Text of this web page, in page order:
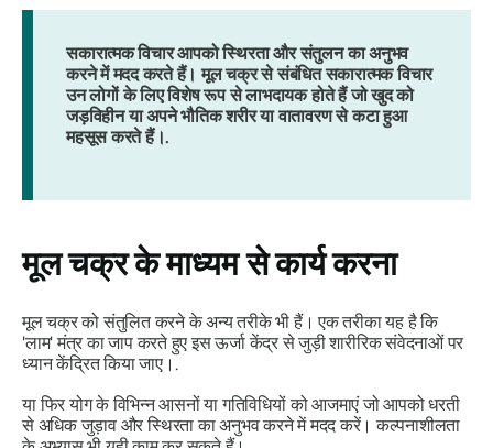
सकारात्मक विचार आपको स्थिरता और संतुलन का अनुभव
करने में मदद करते हैं। मूल चक्र से संबंधित सकारात्मक विचार
उन लोगों के लिए विशेष रूप से लाभदायक होते हैं जो खुद को
जड़विहीन या अपने भौतिक शरीर या वातावरण से कटा हुआ
महसूस करते हैं।.
मूल चक्र के माध्यम से कार्य करना
मूल चक्र को संतुलित करने के अन्य तरीके भी हैं। एक तरीका यह है कि
'लाम' मंत्र का जाप करते हुए इस ऊर्जा केंद्र से जुड़ी शारीरिक संवेदनाओं पर
ध्यान केंद्रित किया जाए।.
या फिर योग के विभिन्न आसनों या गतिविधियों को आजमाएं जो आपको धरती
से अधिक जुड़ाव और स्थिरता का अनुभव करने में मदद करें। कल्पनाशीलता